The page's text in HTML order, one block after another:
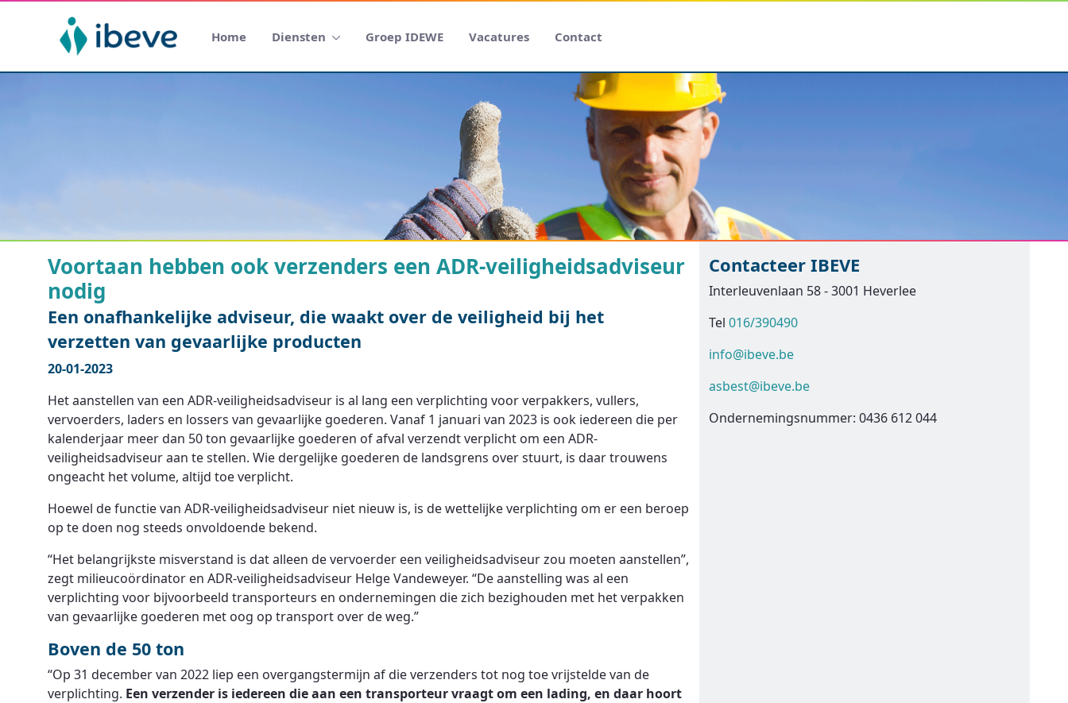
Home Diensten Groep IDEWE Vacatures Contact
Voortaan hebben ook verzenders een ADR-veiligheidsadviseur
nodig
Een onafhankelijke adviseur, die waakt over de veiligheid bij het
verzetten van gevaarlijke producten
20-01-2023
Het aanstellen van een ADR-veiligheidsadviseur is al lang een verplichting voor verpakkers, vullers,
vervoerders, laders en lossers van gevaarlijke goederen. Vanaf 1 januari van 2023 is ook iedereen die per
kalenderjaar meer dan 50 ton gevaarlijke goederen of afval verzendt verplicht om een ADR-
veiligheidsadviseur aan te stellen. Wie dergelijke goederen de landsgrens over stuurt, is daar trouwens
ongeacht het volume, altijd toe verplicht.
Hoewel de functie van ADR-veiligheidsadviseur niet nieuw is, is de wettelijke verplichting om er een beroep
op te doen nog steeds onvoldoende bekend.
“Het belangrijkste misverstand is dat alleen de vervoerder een veiligheidsadviseur zou moeten aanstellen”,
zegt milieucoördinator en ADR-veiligheidsadviseur Helge Vandeweyer. “De aanstelling was al een
verplichting voor bijvoorbeeld transporteurs en ondernemingen die zich bezighouden met het verpakken
van gevaarlijke goederen met oog op transport over de weg.”
Boven de 50 ton
“Op 31 december van 2022 liep een overgangstermijn af die verzenders tot nog toe vrijstelde van de
verplichting. Een verzender is iedereen die aan een transporteur vraagt om een lading, en daar hoort
Contacteer IBEVE
Interleuvenlaan 58 - 3001 Heverlee
Tel 016/390490
info@ibeve.be
asbest@ibeve.be
Ondernemingsnummer: 0436 612 044